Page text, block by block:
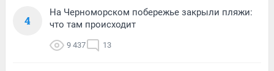
4
На Черноморском побережье закрыли пляжи:
что там происходит
9 437 13